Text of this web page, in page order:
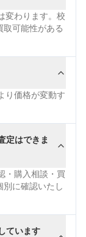
変わります。校
可能性がある
り価格が変動す
定はできま
・購入相談・買
に確認いたし
ています